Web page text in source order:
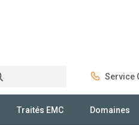
Service
Traités EMC Domaines